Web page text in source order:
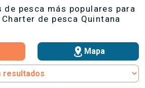
de pesca más populares para
de pesca Quintana
Mapa